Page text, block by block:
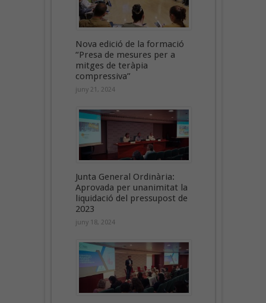
Nova edició de la formació
“Presa de mesures per a
mitges de teràpia
compressiva”
juny 21, 2024
Junta General Ordinària:
Aprovada per unanimitat la
liquidació del pressupost de
2023
juny 18, 2024